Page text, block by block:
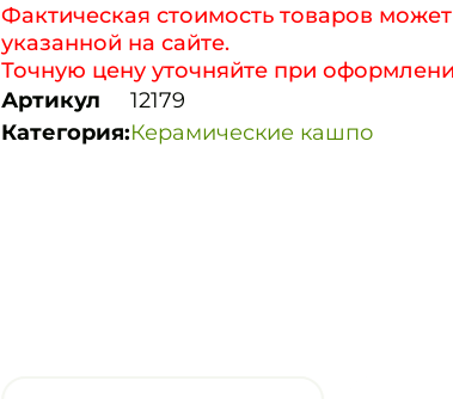
Фактическая стоимость товаров может
указанной на сайте.
Точную цену уточняйте при
Артикул
12179
Категория:Керамические кашпо